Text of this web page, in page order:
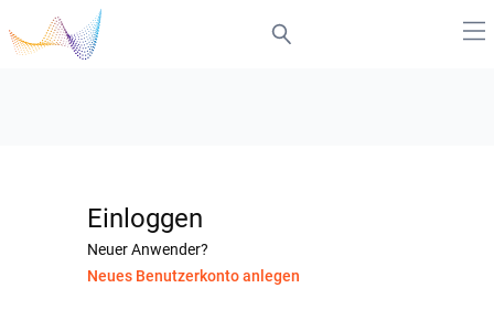
Einloggen
Neuer Anwender?
Neues Benutzerkonto anlegen